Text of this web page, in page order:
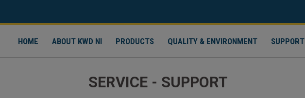
HOME ABOUT KWD NI PRODUCTS QUALITY & ENVIRONMENT SUPPORT
SERVICE - SUPPORT